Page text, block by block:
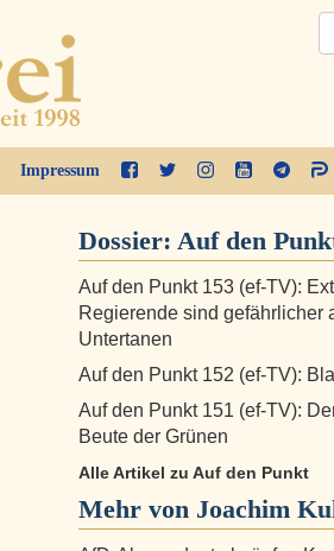
Impressum
Dossier: Auf den
Auf den Punkt 153 (ef-TV):
Regierende sind gefährlicher
Untertanen
Auf den Punkt 152 (ef-TV):
Auf den Punkt 151 (ef-TV):
Beute der Grünen
Alle Artikel zu Auf den Punkt
Mehr von Joachim